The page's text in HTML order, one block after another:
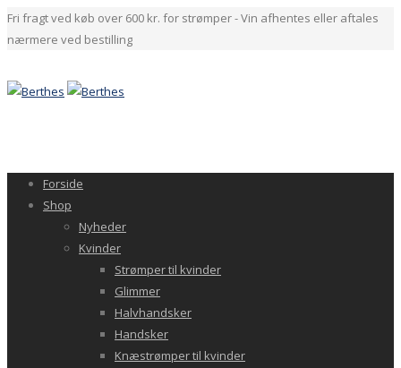
Fri fragt ved køb over 600 kr. for strømper - Vin afhentes eller aftales
nærmere ved bestilling
Forside
Shop
Nyheder
Kvinder
Strømper til kvinder
Glimmer
Halvhandsker
Handsker
Knæstrømper til kvinder